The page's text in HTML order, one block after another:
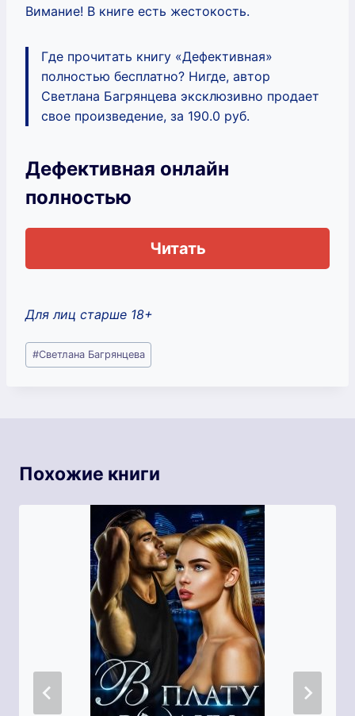
Вимание! В книге есть жестокость.
Где прочитать книгу «Дефективная»
полностью бесплатно? Нигде, автор
Светлана Багрянцева эксклюзивно продает
свое произведение, за 190.0 руб.
Дефективная онлайн
полностью
Читать
Для лиц старше 18+
Метки
записи:
#Светлана Багрянцева
Похожие книги